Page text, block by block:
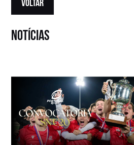
VOLTAR
notícias